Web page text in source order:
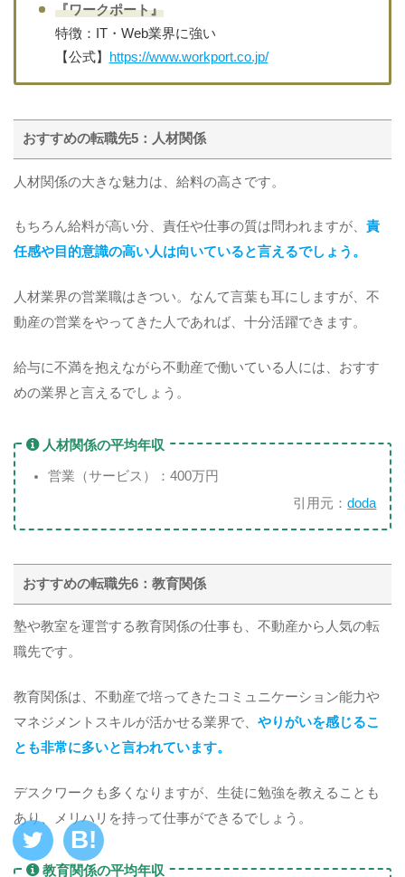
『ワークポート』
特徴：IT・Web業界に強い
【公式】
https://www.workport.co.jp/
おすすめの転職先5：人材関係
人材関係の大きな魅力は、給料の高さです。
もちろん給料が高い分、責任や仕事の質は問われますが、 責
任感や目的意識の高い人は向いていると言えるでしょう。
人材業界の営業職はきつい。なんて言葉も耳にしますが、不
動産の営業をやってきた人であれば、十分活躍できます。
給与に不満を抱えながら不動産で働いている人には、おすす
めの業界と言えるでしょう。
人材関係の平均年収
営業（サービス）：400万円
引用元：doda
おすすめの転職先6：教育関係
塾や教室を運営する教育関係の仕事も、不動産から人気の転
職先です。
教育関係は、不動産で培ってきたコミュニケーション能力や
マネジメントスキルが活かせる業界で、 やりがいを感じるこ
とも非常に多いと言われています。
デスクワークも多くなりますが、生徒に勉強を教えることも
あり、メリハリを持って仕事ができるでしょう。
教育関係の平均年収